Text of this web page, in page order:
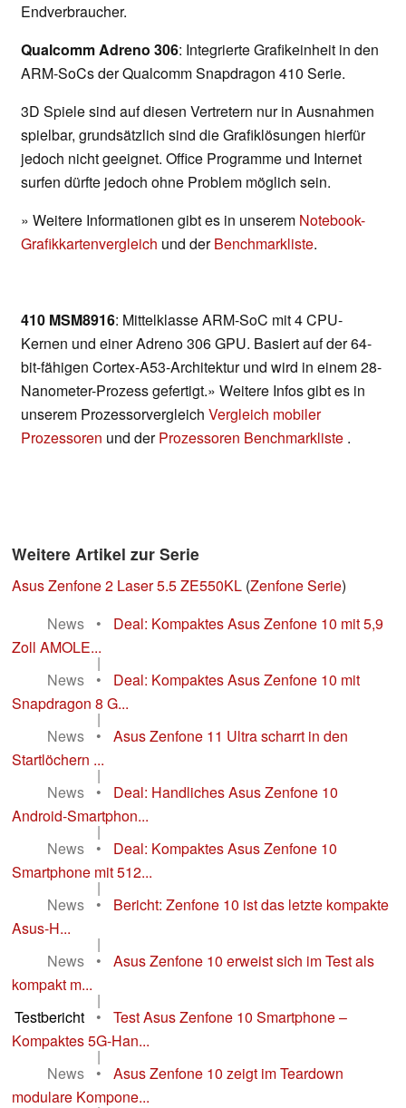
Endverbraucher.
Qualcomm Adreno 306: Integrierte Grafikeinheit in den
ARM-SoCs der Qualcomm Snapdragon 410 Serie.
3D Spiele sind auf diesen Vertretern nur in Ausnahmen
spielbar, grundsätzlich sind die Grafiklösungen hierfür
jedoch nicht geeignet. Office Programme und Internet
surfen dürfte jedoch ohne Problem möglich sein.
» Weitere Informationen gibt es in unserem Notebook-
Grafikkartenvergleich und derBenchmarkliste.
410 MSM8916: Mittelklasse ARM-SoC mit 4 CPU-
Kernen und einer Adreno 306 GPU. Basiert auf der 64-
bit-fähigen Cortex-A53-Architektur und wird in einem 28-
Nanometer-Prozess gefertigt.» Weitere Infos gibt es in
unserem Prozessorvergleich Vergleich mobiler
Prozessoren und derProzessoren Benchmarkliste .
Weitere Artikel zur Serie
Asus Zenfone 2 Laser 5.5 ZE550KL (Zenfone Serie)
News
•
Deal: Kompaktes Asus Zenfone 10 mit 5,9
Zoll AMOLE...
|
News
•
Deal: Kompaktes Asus Zenfone 10 mit
Snapdragon 8 G...
|
News
•
Asus Zenfone 11 Ultra scharrt in den
Startlöchern ...
|
News
•
Deal: Handliches Asus Zenfone 10
Android-Smartphon...
|
News
•
Deal: Kompaktes Asus Zenfone 10
Smartphone mit 512...
|
News
•
Bericht: Zenfone 10 ist das letzte kompakte
Asus-H...
|
News
•
Asus Zenfone 10 erweist sich im Test als
kompakt m...
|
Testbericht
•
Test Asus Zenfone 10 Smartphone –
Kompaktes 5G-Han...
|
News
•
Asus Zenfone 10 zeigt im Teardown
modulare Kompone...